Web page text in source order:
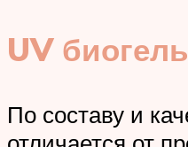
UV биогель
По составу и